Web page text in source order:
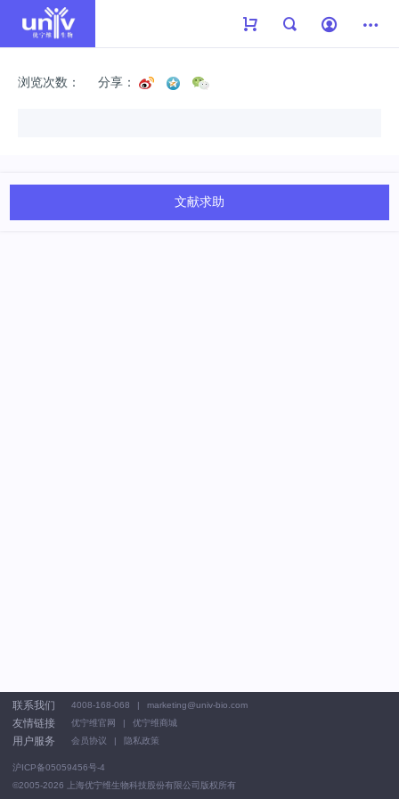
浏览次数： 分享：
文献求助
联系我们 4008-168-068 marketing@univ-bio.com
友情链接 优宁维官网 优宁维商城
用户服务 会员协议 隐私政策
沪ICP备05059456号-4
©2005-2026 上海优宁维生物科技股份有限公司版权所有